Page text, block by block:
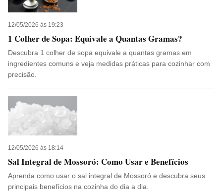
12/05/2026 às 19:23
1 Colher de Sopa: Equivale a Quantas Gramas?
Descubra 1 colher de sopa equivale a quantas gramas em
ingredientes comuns e veja medidas práticas para cozinhar com
precisão.
12/05/2026 às 18:14
Sal Integral de Mossoró: Como Usar e Benefícios
Aprenda como usar o sal integral de Mossoró e descubra seus
principais benefícios na cozinha do dia a dia.